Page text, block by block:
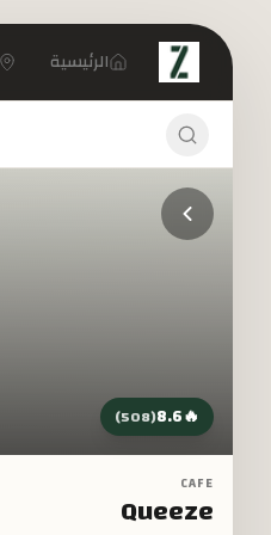
تخطي إلى المحتوى الرئيسي
الرئيسية
🔥
8.6
(
508
)
CAFE
Queeze